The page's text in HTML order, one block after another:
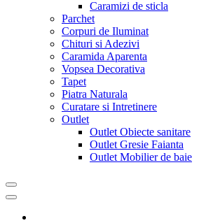
Caramizi de sticla
Parchet
Corpuri de Iluminat
Chituri si Adezivi
Caramida Aparenta
Vopsea Decorativa
Tapet
Piatra Naturala
Curatare si Intretinere
Outlet
Outlet Obiecte sanitare
Outlet Gresie Faianta
Outlet Mobilier de baie